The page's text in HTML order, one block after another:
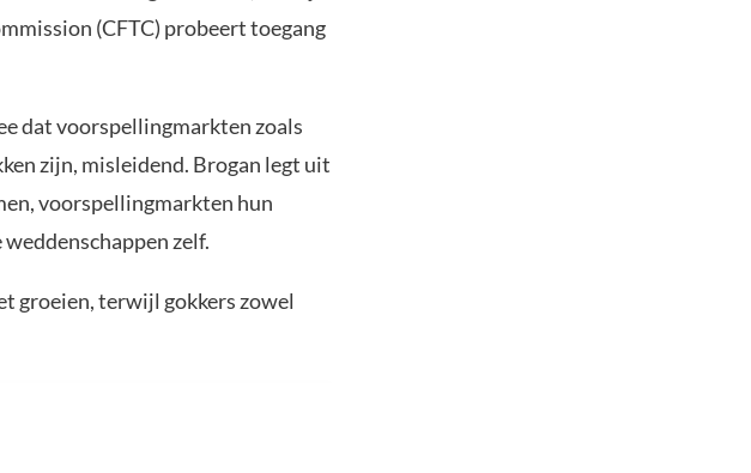
(CFTC) probeert toegang
dat voorspellingmarkten zoals
zijn, misleidend. Brogan legt uit
voorspellingmarkten hun
zelf.
groeien, terwijl gokkers zowel